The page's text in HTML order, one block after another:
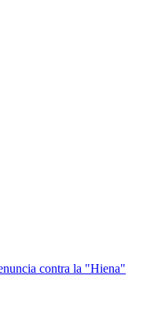
contra la "Hiena"